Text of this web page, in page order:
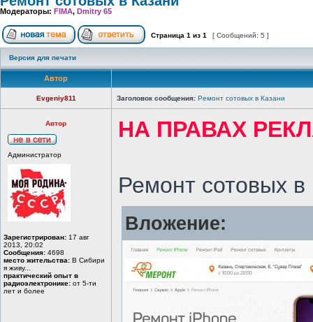
Модераторы: FIMA, Dmitry 65
Страница 1 из 1 [ Сообщений: 5 ]
Версия для печати
Автор
Evgeniy811 Заголовок сообщения: Ремонт сотовых в Казани
Автор
Администратор
Зарегистрирован: 17 авг
2013, 20:02
Сообщения: 4698
место жительства: В Сибири
я живу...
практический опыт в
радиоэлектронике: от 5-ти
лет и более
НА ПРАВАХ
Ремонт сотовых в
Вложение: